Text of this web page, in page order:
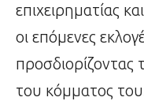
επιχειρηματίας
οι επόμενες
προσδιορίζοντας
του κόμματος